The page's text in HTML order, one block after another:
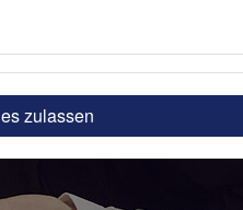
zulassen